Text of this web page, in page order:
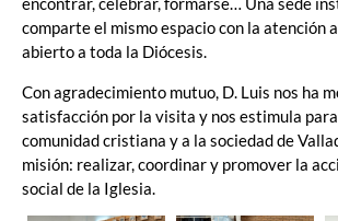
comparte el mismo espacio con la atención
abierto a toda la Diócesis.
Con agradecimiento mutuo, D. Luis nos ha
satisfacción por la visita y nos estimula
comunidad cristiana y a la sociedad de
misión: realizar, coordinar y promover la
social de la Iglesia.